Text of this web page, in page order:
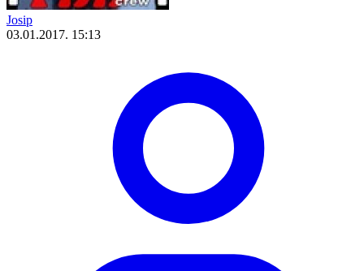
Josip
03.01.2017. 15:13